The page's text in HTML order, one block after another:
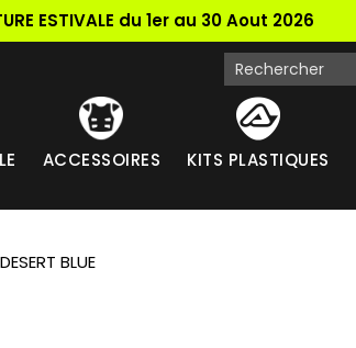
ESTIVALE du 1er au 30 Aout 2026
ACCESSOIRES KITS PLASTIQUES
BLUE